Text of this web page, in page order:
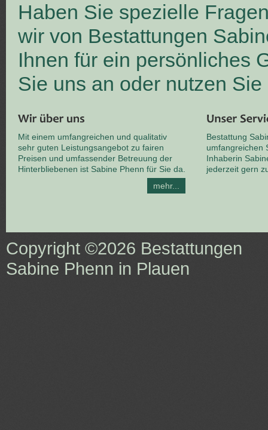
Haben Sie spezielle
wir von Bestattungen
Ihnen für ein persönliches
Sie uns an oder nutzen
Mit einem umfangreichen und qualitativ
sehr guten Leistungsangebot zu fairen
Preisen und umfassender Betreuung der
Hinterbliebenen ist Sabine Phenn für Sie da.
mehr...
Bestattung
umfangreichen
Inhaberin
jederzeit gern
Copyright ©2026 Bestattungen
Sabine Phenn in Plauen